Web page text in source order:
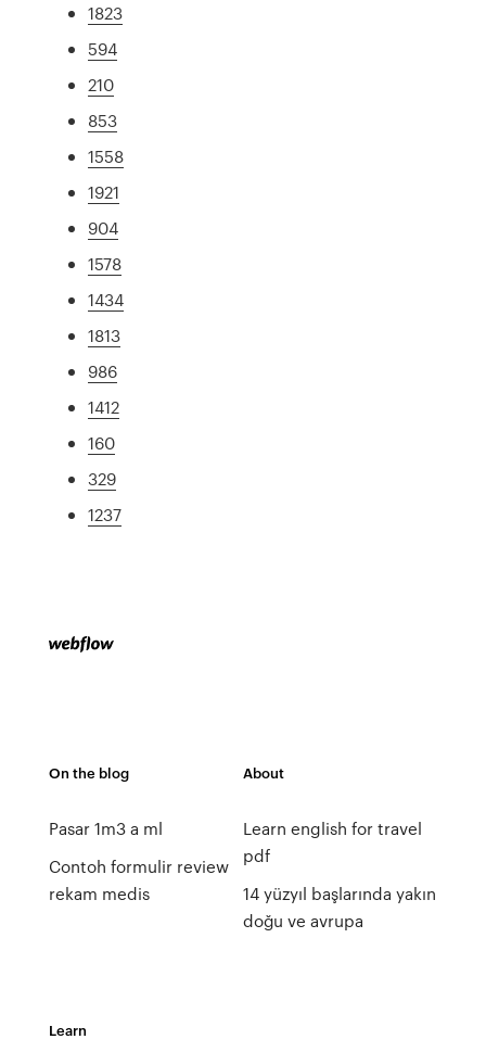
1823
594
210
853
1558
1921
904
1578
1434
1813
986
1412
160
329
1237
On the blog
Pasar 1m3 a ml
Contoh formulir review
rekam medis
About
Learn english for travel
pdf
14 yüzyıl başlarında yakın
doğu ve avrupa
Learn